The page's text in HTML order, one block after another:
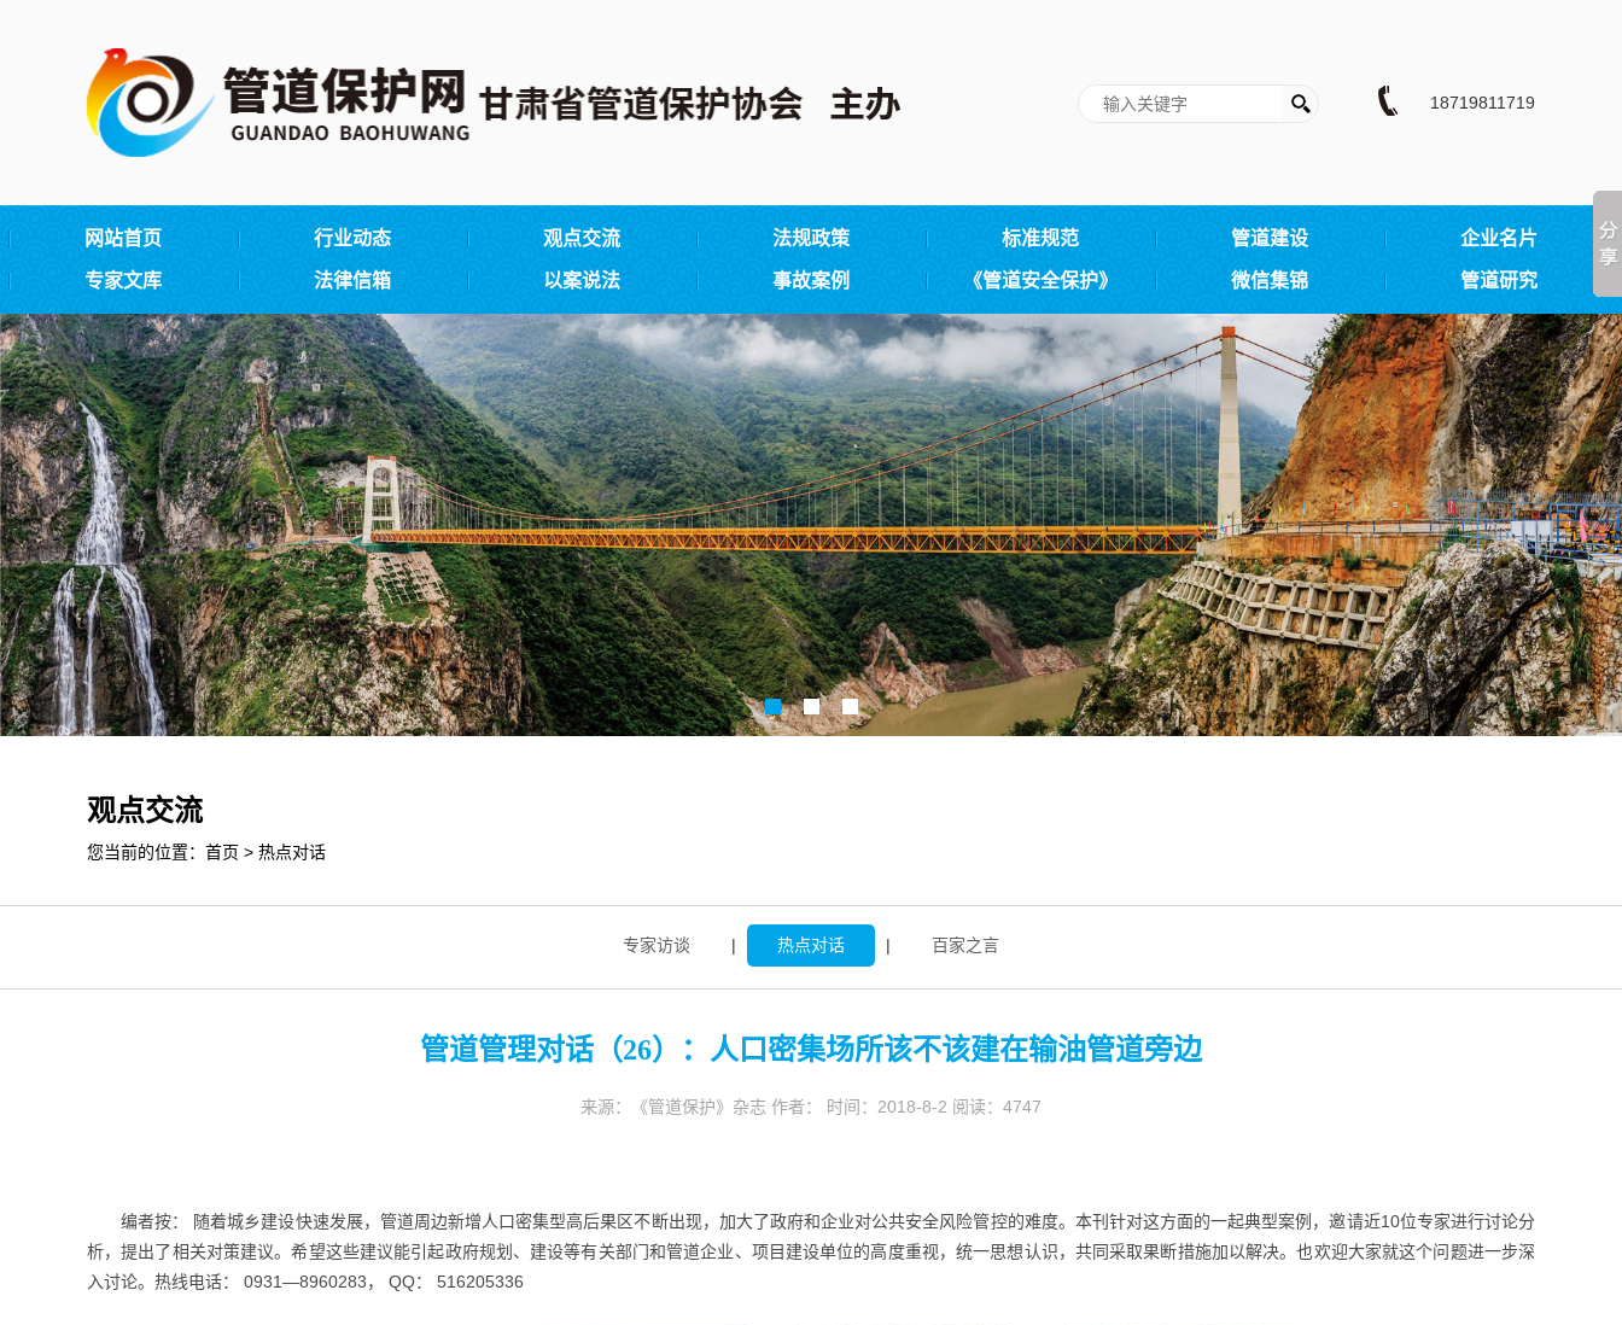
18719811719
网站首页 行业动态 观点交流 法规政策 标准规范 管道建设 企业名片
专家文库 法律信箱 以案说法 事故案例 《管道安全保护》 微信集锦 管道研究
观点交流
您当前的位置： 首页 > 热点对话
专家访谈 | 热点对话 | 百家之言
管道管理对话（26）：人口密集场所该不该建在输油管道旁边
来源：《管道保护》杂志 作者： 时间：2018-8-2 阅读： 4747
编者按： 随着城乡建设快速发展，管道周边新增人口密集型高后果区不断出现，加大了政府和企业对公共安全风险管控的难度。本刊针对这方面的一起典型案例，邀请近10位专家进行讨论分
析，提出了相关对策建议。希望这些建议能引起政府规划、建设等有关部门和管道企业、项目建设单位的高度重视，统一思想认识，共同采取果断措施加以解决。也欢迎大家就这个问题进一步深
入讨论。热线电话： 0931—8960283， QQ： 516205336